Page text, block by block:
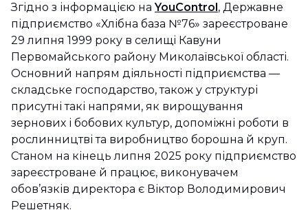
Згідно з інформацією наYouControl, Державне
підприємство «Хлібна база №76» зареєстроване
29 липня 1999 року в селищі Кавуни
Первомайського району Миколаївської області.
Основний напрям діяльності підприємства —
складське господарство, також у структурі
присутні такі напрями, як вирощування
зернових і бобових культур, допоміжні роботи в
рослинництві та виробництво борошна й круп.
Станом на кінець липня 2025 року підприємство
зареєстроване й працює, виконувачем
обов’язків директора є Віктор Володимирович
Решетняк.